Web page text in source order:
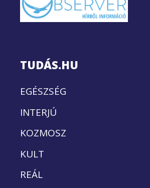
TUDÁS.HU
EGÉSZSÉG
INTERJÚ
KOZMOSZ
KULT
REÁL